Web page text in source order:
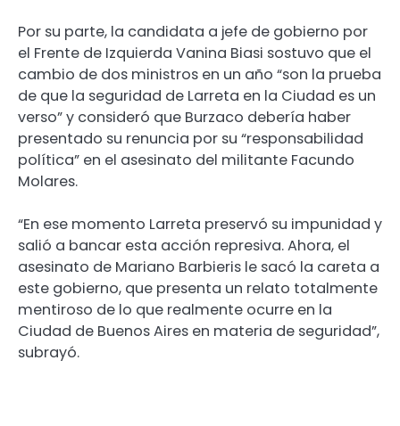
Por su parte, la candidata a jefe de gobierno por
el Frente de Izquierda Vanina Biasi sostuvo que el
cambio de dos ministros en un año “son la prueba
de que la seguridad de Larreta en la Ciudad es un
verso” y consideró que Burzaco debería haber
presentado su renuncia por su “responsabilidad
política” en el asesinato del militante Facundo
Molares.
“En ese momento Larreta preservó su impunidad y
salió a bancar esta acción represiva. Ahora, el
asesinato de Mariano Barbieris le sacó la careta a
este gobierno, que presenta un relato totalmente
mentiroso de lo que realmente ocurre en la
Ciudad de Buenos Aires en materia de seguridad”,
subrayó.